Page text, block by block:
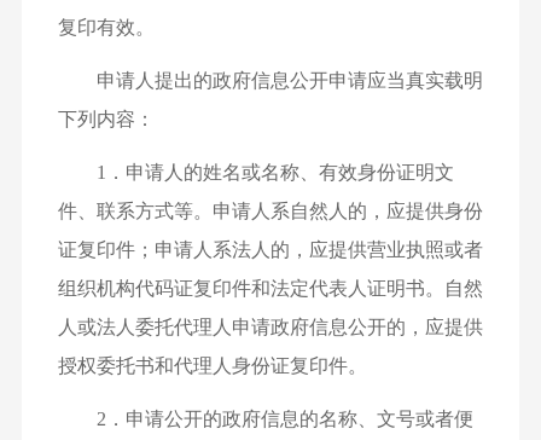
复印有效。
申请人提出的政府信息公开申请应当真实载明
下列内容：
1．申请人的姓名或名称、有效身份证明文
件、联系方式等。申请人系自然人的，应提供身份
证复印件；申请人系法人的，应提供营业执照或者
组织机构代码证复印件和法定代表人证明书。自然
人或法人委托代理人申请政府信息公开的，应提供
授权委托书和代理人身份证复印件。
2．申请公开的政府信息的名称、文号或者便